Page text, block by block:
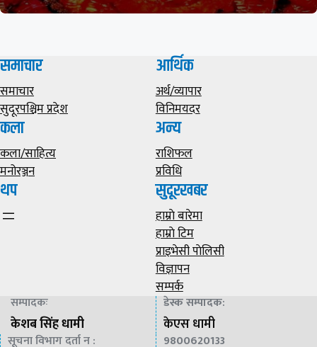
समाचार
समाचार
सुदूरपश्चिम प्रदेश
आर्थिक
अर्थ/व्यापार
विनिमयदर
कला
कला/साहित्य
मनोरञ्जन
अन्य
राशिफल
प्रविधि
थप सुदूरखबर
हाम्राे बारेमा
हाम्राे टिम
प्राइभेसी पाेलिसी
विज्ञापन
सम्पर्क
सम्पादकः
केशब सिंह धामी
डेस्क सम्पादक:
केएस धामी
सूचना विभाग दर्ता न : 9800620133